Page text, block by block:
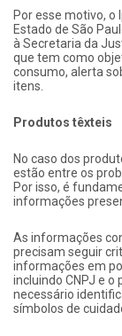
Por esse motivo, o
Estado de São
à Secretaria da
que tem como
consumo, alerta
itens.
Produtos têxteis
No caso dos
estão entre os
Por isso, é
informações
As informações
precisam seguir
informações em
incluindo CNPJ e
necessário
símbolos de